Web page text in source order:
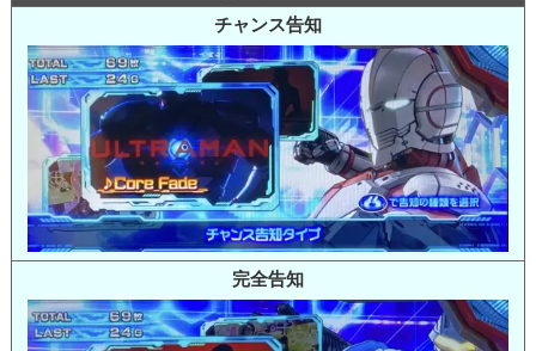
チャンス告知
完全告知